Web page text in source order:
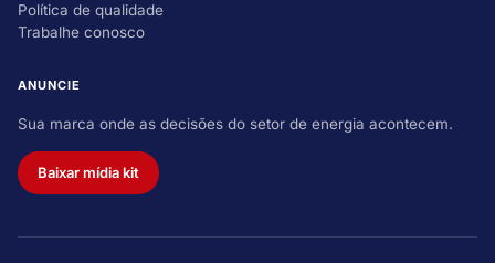
Política de qualidade
Trabalhe conosco
ANUNCIE
Sua marca onde as decisões do setor de energia acontecem.
Baixar mídia kit